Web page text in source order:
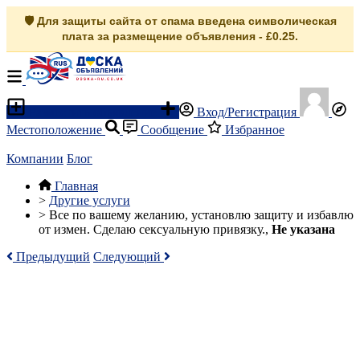
🛡️ Для защиты сайта от спама введена символическая
плата за размещение объявления - £0.25.
Вход/Регистрация
Местоположение
Сообщение Избранное
Компании Блог
Главная
> Другие услуги
> Все по вашему желанию, установлю защиту и избавлю
от измен. Сделаю сексуальную привязку., Не указана
Предыдущий Следующий